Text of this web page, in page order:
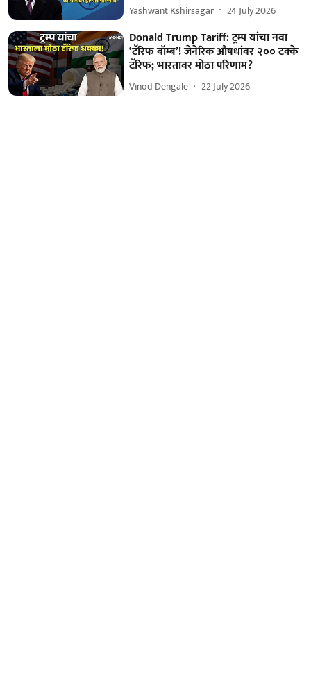
Yashwant Kshirsagar 24 July 2026
Donald Trump Tariff: ट्रम्प यांचा नवा
‘टॅरिफ बॉम्ब’! जेनेरिक औषधांवर २०० टक्के
टॅरिफ; भारतावर मोठा परिणाम?
Vinod Dengale 22 July 2026